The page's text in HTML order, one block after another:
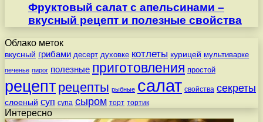
Фруктовый салат с апельсинами –
вкусный рецепт и полезные свойства
Облако меток
вкусный грибами десерт духовке котлеты курицей мультиварке
печенье пирог полезные приготовления простой
рецепт рецепты рыбные салат свойства секреты
слоеный суп супа сыром торт тортик
Интересно